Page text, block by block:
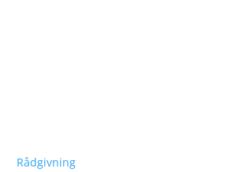
Rådgivning